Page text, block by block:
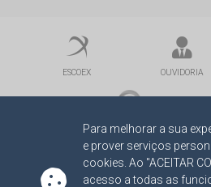
Para melhorar a sua
e prover serviços
cookies. Ao "ACEITAR
acesso a todas as
ESCOEX OUVIDORIA
ATRICON